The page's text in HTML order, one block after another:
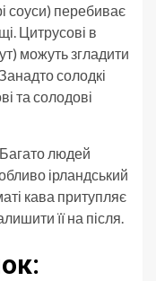
соуси) перебиває
Цитрусові в
можуть згладити
солодкі
та солодові
Багато людей
ірландський
кава притупляє
її на після.